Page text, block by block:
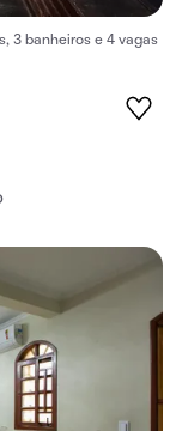
3 banheiros e 4 vagas